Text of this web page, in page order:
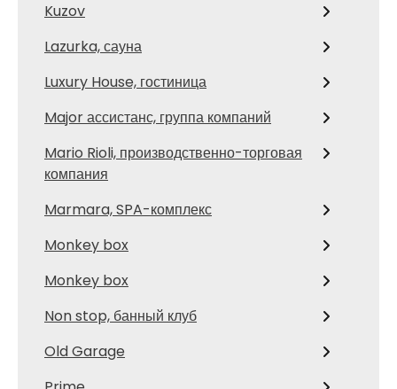
Kuzov
Lazurka, сауна
Luxury House, гостиница
Major ассистанс, группа компаний
Mario Rioli, производственно-торговая
компания
Marmara, SPA-комплекс
Monkey box
Monkey box
Non stop, банный клуб
Old Garage